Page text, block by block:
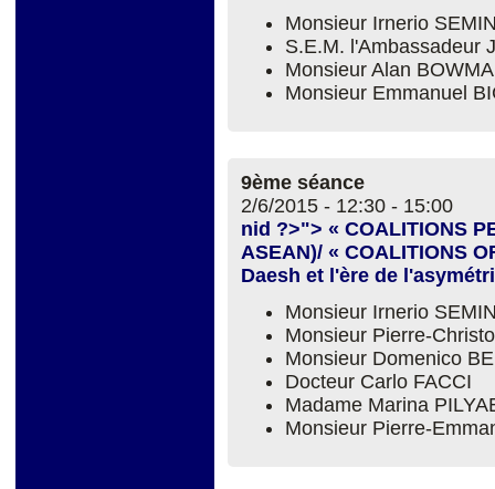
Monsieur Irnerio
S.E.M. l'Ambassadeur
Monsieur Alan
Monsieur Emmanuel
9ème séance
2/6/2015 - 12:30 - 15:00
nid ?>"> « COALITIONS
ASEAN)/ « COALITIONS
Daesh et l'ère de
Monsieur Irnerio
Monsieur Pierre-
Monsieur Domenico
Docteur Carlo FACCI
Madame Marina
Monsieur Pierre-